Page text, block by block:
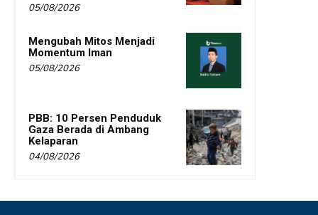
05/08/2026
Mengubah Mitos Menjadi
Momentum Iman
05/08/2026
PBB: 10 Persen Penduduk
Gaza Berada di Ambang
Kelaparan
04/08/2026